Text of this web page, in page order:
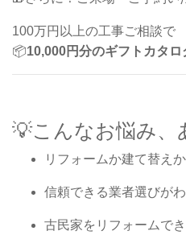
100万円以上の工事ご相談で
📦10,000円分のギフトカタロ
💡こんなお悩み、
リフォームか建て替え
信頼できる業者選びが
古民家をリフォームで